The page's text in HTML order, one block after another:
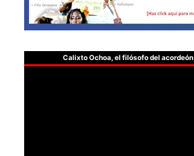
Calixto Ochoa, el filósofo del acordeón